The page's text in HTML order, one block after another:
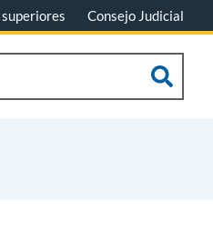
Consejo Judicial